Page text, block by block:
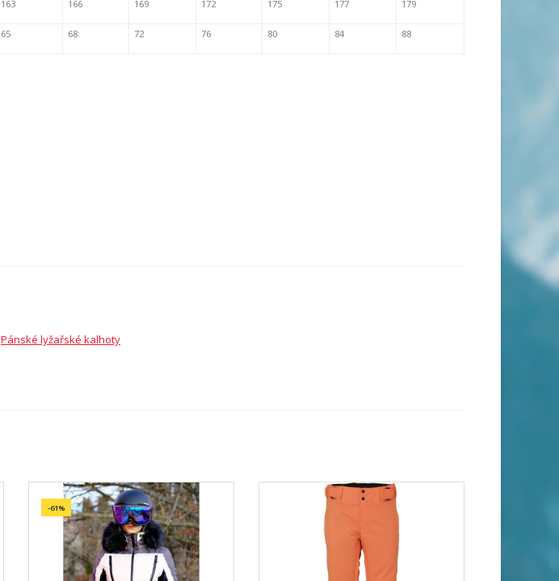
163 166 169 172 175 177 179
65 68 72 76 80 84 88
Pánské lyžařské kalhoty
-61%